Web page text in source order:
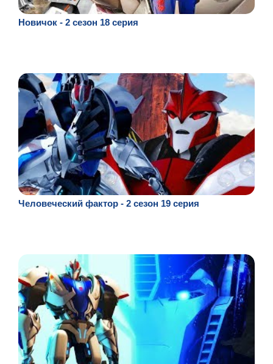
Новичок - 2 сезон 18 серия
Человеческий фактор - 2 сезон 19 серия